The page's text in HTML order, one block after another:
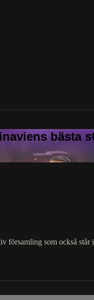
församling som också